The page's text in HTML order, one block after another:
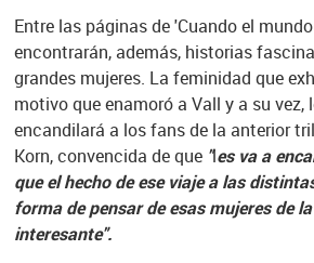
Entre las páginas de 'Cuando el
encontrarán, además, historias
grandes mujeres. La feminidad que
motivo que enamoró a Vall y a su vez,
encandilará a los fans de la anterior
Korn, convencida de que "les va a
que el hecho de ese viaje a las
forma de pensar de esas mujeres de
interesante".